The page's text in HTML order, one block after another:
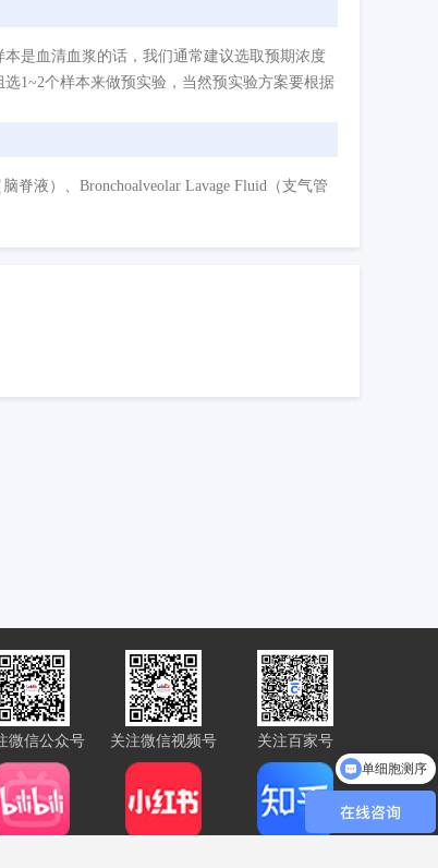
是血清血浆的话，我们通常建议选取预期浓度
1~2个样本来做预实验，当然预实验方案要根据
脊液）、Bronchoalveolar Lavage Fluid（支气管
微信公众号 关注微信视频号 关注百家号
单细胞测序